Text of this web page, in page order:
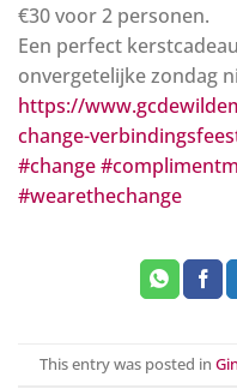
€30 voor 2 personen.
Een perfect
onvergetelijke zondag
https://
change-
#change
#wearethechange
This entry was posted in